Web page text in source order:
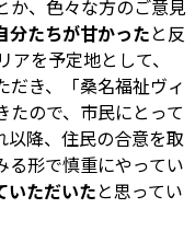
か、色々な方のご意見
分たちが甘かったと反
を予定地として、
だき、「桑名福祉ヴィ
たので、市民にとって
以降、住民の合意を取
る形で慎重にやってい
いただいたと思ってい